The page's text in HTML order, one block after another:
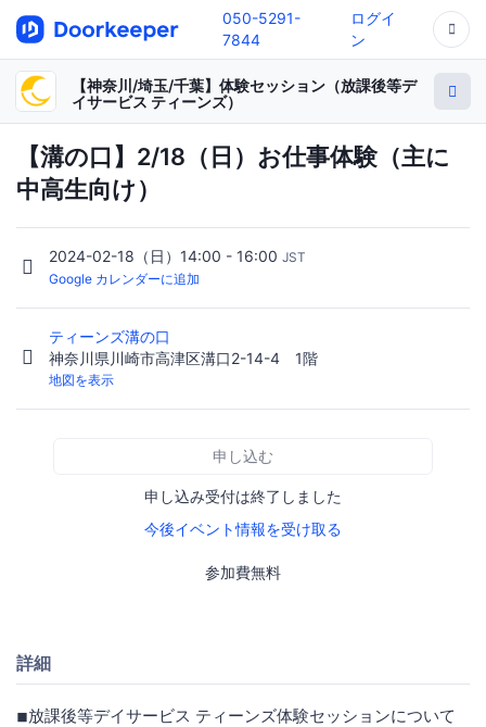
050-5291-
7844
ログイ
ン
【神奈川/埼玉/千葉】体験セッション（放課後等デ
イサービス ティーンズ）
【溝の口】2/18（日）お仕事体験（主に
中高生向け）
2024-02-18（日）14:00 - 16:00 JST
Google カレンダーに追加
ティーンズ溝の口
神奈川県川崎市高津区溝口2-14-4 1階
地図を表示
申し込む
申し込み受付は終了しました
今後イベント情報を受け取る
参加費無料
詳細
◾︎放課後等デイサービス ティーンズ体験セッションについて